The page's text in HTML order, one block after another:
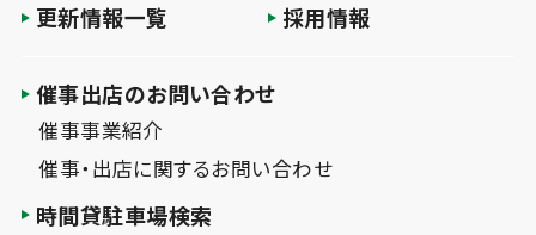
更新情報一覧
採用情報
催事出店のお問い合わせ
催事事業紹介
催事・出店に関するお問い合わせ
時間貸駐車場検索